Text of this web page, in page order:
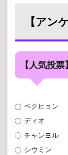
【アン
【人気投
ベクヒョン
ディオ
チャンヨル
シウミン